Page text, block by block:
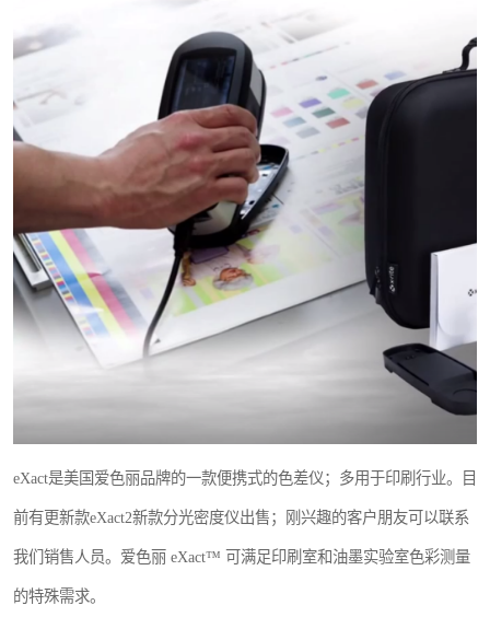
eXact是美国爱色丽品牌的一款便携式的色差仪；多用于印刷行业。目
前有更新款eXact2新款分光密度仪出售；刚兴趣的客户朋友可以联系
我们销售人员。爱色丽 eXact™ 可满足印刷室和油墨实验室色彩测量
的特殊需求。
行业色差仪
通用仪器产品
配色软件
印刷看样台
条码扫描仪维修